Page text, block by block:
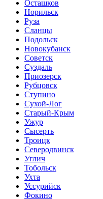
Осташков
Норильск
Руза
Сланцы
Подольск
Новокубанск
Советск
Суздаль
Приозерск
Рубцовск
Ступино
Сухой-Лог
Старый-Крым
Ужур
Сысерть
Троицк
Северодвинск
Углич
Тобольск
Ухта
Уссурийск
Фокино